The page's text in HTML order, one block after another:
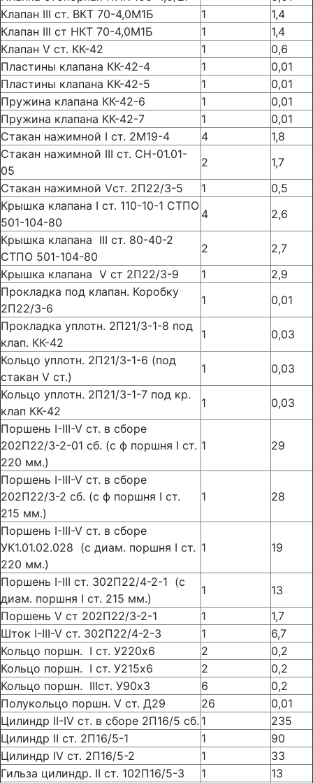
Клапан III ст. ВКТ 70-4,0М1Б
1
1,4
Клапан III ст НКТ 70-4,0М1Б
1
1,4
Клапан V ст. КК-42
1
0,6
Пластины клапана КК-42-4
1
0,01
Пластины клапана КК-42-5
1
0,01
Пружина клапана КК-42-6
1
0,01
Пружина клапана КК-42-7
1
0,01
Стакан нажимной I ст. 2М19-4
4
1,8
Стакан нажимной III ст. СН-01.01-
05
2
1,7
Стакан нажимной Vст. 2П22/3-5
1
0,5
Крышка клапана I ст. 110-10-1 СТПО
501-104-80
4
2,6
Крышка клапана III ст. 80-40-2
СТПО 501-104-80
2
2,7
Крышка клапана V ст 2П22/3-9
1
2,9
Прокладка под клапан. Коробку
2П22/3-6
1
0,01
Прокладка уплотн. 2П21/3-1-8 под
клап. КК-42
1
0,03
Кольцо уплотн. 2П21/3-1-6 (под
стакан V ст.)
1
0,03
Кольцо уплотн. 2П21/3-1-7 под кр.
клап КК-42
1
0,03
Поршень I-III-V ст. в сборе
202П22/3-2-01 сб. (с ф поршня I ст.
220 мм.)
1 29
Поршень I-III-V ст. в сборе
202П22/3-2 сб. (с ф поршня I ст.
215 мм.)
1 28
Поршень I-III-V ст. в сборе
УК1.01.02.028 (с диам. поршня I ст.
220 мм.)
1 19
Поршень I-III ст. 302П22/4-2-1 (с
диам. поршня I ст. 215 мм.)
1
13
Поршень V ст 202П22/3-2-1
1
1,7
Шток I-III-V ст. 302П22/4-2-3
1
6,7
Кольцо поршн. I ст. У220х6
2
0,2
Кольцо поршн. I ст. У215х6
2
0,2
Кольцо поршн. IIIст. У90х3
6
0,2
Полукольцо поршн. V ст. Д29
26
0,01
Цилиндр II-IV ст. в сборе 2П16/5 сб. 1
235
Цилиндр II ст. 2П16/5-1
1
90
Цилиндр IV ст. 2П16/5-2
1
33
Гильза цилиндр. II ст. 102П16/5-3
1
13